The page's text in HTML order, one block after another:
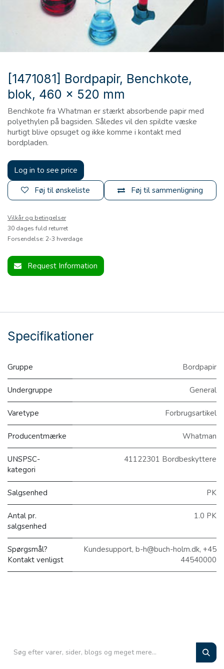
[1471081] Bordpapir, Benchkote,
blok, 460 x 520 mm
Benchkote fra Whatman er stærkt absorbende papir med
polyethylen på bagsiden. Således vil den spildte væske
hurtigt blive opsuget og ikke komme i kontakt med
bordpladen.
Log in to see price
Føj til sammenligning
Føj til ønskeliste
Vilkår og betingelser
30 dages fuld returret
Forsendelse: 2-3 hverdage
Request Information
Specifikationer
Gruppe Bordpapir
Undergruppe General
Varetype Forbrugsartikel
Producentmærke Whatman
UNSPSC-
kategori
41122301 Bordbeskyttere
Salgsenhed PK
Antal pr.
salgsenhed
1.0 PK
Spørgsmål?
Kontakt venligst
Kundesupport, b-h@buch-holm.dk, +45
44540000